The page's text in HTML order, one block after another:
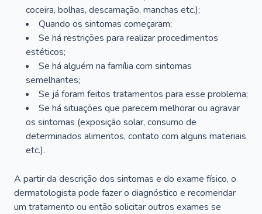
coceira, bolhas, descamação, manchas etc.);
Quando os sintomas começaram;
Se há restrições para realizar procedimentos
estéticos;
Se há alguém na família com sintomas
semelhantes;
Se já foram feitos tratamentos para esse problema;
Se há situações que parecem melhorar ou agravar
os sintomas (exposição solar, consumo de
determinados alimentos, contato com alguns materiais
etc.).
A partir da descrição dos sintomas e do exame físico, o
dermatologista pode fazer o diagnóstico e recomendar
um tratamento ou então solicitar outros exames se